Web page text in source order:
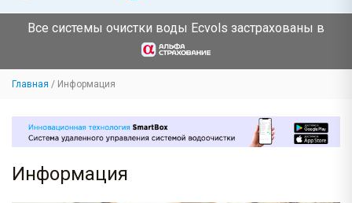
Все системы очистки воды Ecvols застрахованы в
Главная Информация
Информация